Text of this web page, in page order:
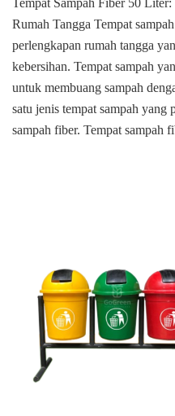
Tempat Sampah Fiber 50
Rumah Tangga Tempat
perlengkapan rumah tangga
kebersihan. Tempat sampah
untuk membuang sampah
satu jenis tempat sampah yang
sampah fiber. Tempat sampah